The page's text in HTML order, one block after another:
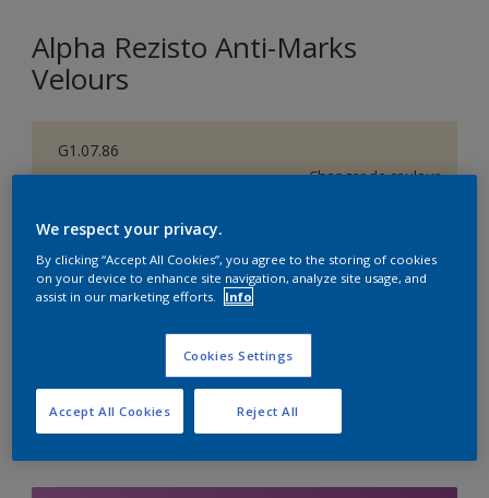
Alpha Rezisto Anti-Marks
Velours
G1.07.86
Changer de couleur
Format
1L 5L 10L
Calculateur de peinture
Calculer
We respect your privacy.
By clicking “Accept All Cookies”, you agree to the storing of cookies
on your device to enhance site navigation, analyze site usage, and
assist in our marketing efforts.
Info
Cookies Settings
Reject All
Accept All Cookies